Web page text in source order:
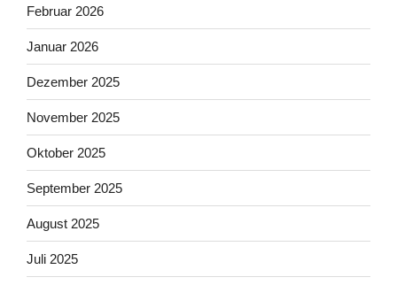
Februar 2026
Januar 2026
Dezember 2025
November 2025
Oktober 2025
September 2025
August 2025
Juli 2025